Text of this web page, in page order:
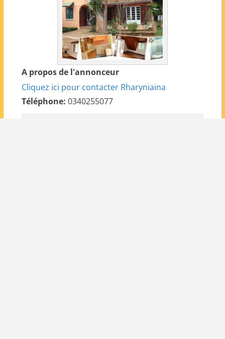
A propos de l'annonceur
Cliquez ici pour contacter Rharyniaina
Téléphone: 0340255077